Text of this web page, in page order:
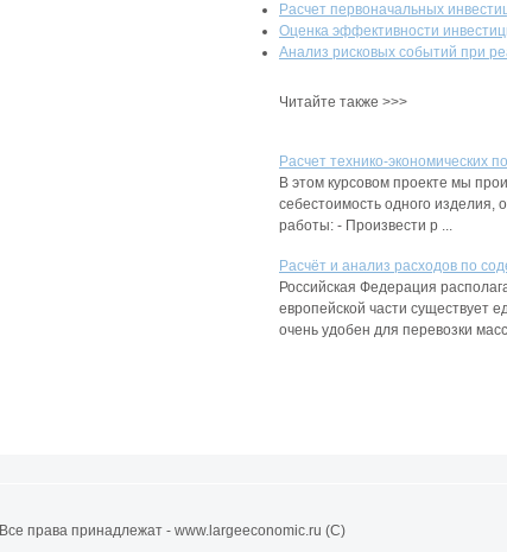
Расчет первоначальных
Оценка эффективности
Анализ рисковых событий при
Читайте также >>>
Расчет технико-экономических
В этом курсовом проекте мы
себестоимость одного изделия,
работы: - Произвести р ...
Расчёт и анализ расходов по
Российская Федерация
европейской части существует
очень удобен для перевозки
Все права принадлежат - www.largeeconomic.ru (C)